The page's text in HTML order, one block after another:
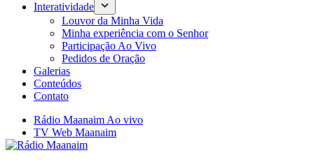
Interatividade
Louvor da Minha Vida
Minha experiência com o Senhor
Participação Ao Vivo
Pedidos de Oração
Galerias
Conteúdos
Contato
Rádio Maanaim Ao vivo
TV Web Maanaim